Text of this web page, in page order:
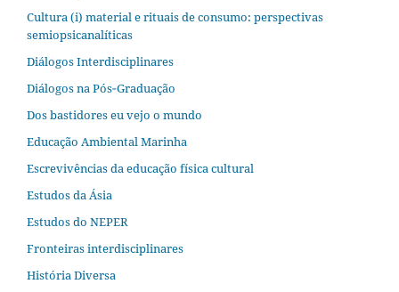
Cultura (i) material e rituais de consumo: perspectivas
semiopsicanalíticas
Diálogos Interdisciplinares
Diálogos na Pós‐Graduação
Dos bastidores eu vejo o mundo
Educação Ambiental Marinha
Escrevivências da educação física cultural
Estudos da Ásia​
Estudos do NEPER
Fronteiras interdisciplinares
História Diversa